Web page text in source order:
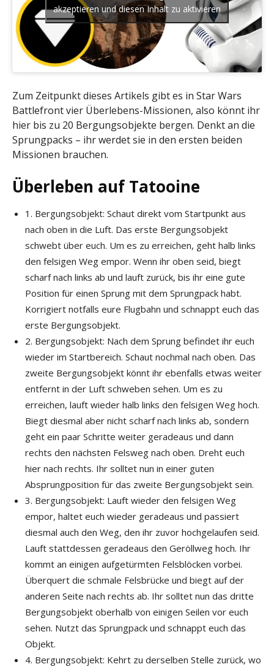
akzeptieren und diesen Inhalt zu aktivieren
Zum Zeitpunkt dieses Artikels gibt es in Star Wars
Battlefront vier Überlebens-Missionen, also könnt ihr
hier bis zu 20 Bergungsobjekte bergen. Denkt an die
Sprungpacks – ihr werdet sie in den ersten beiden
Missionen brauchen.
Überleben auf Tatooine
1. Bergungsobjekt: Schaut direkt vom Startpunkt aus
nach oben in die Luft. Das erste Bergungsobjekt
schwebt über euch. Um es zu erreichen, geht halb links
den felsigen Weg empor. Wenn ihr oben seid, biegt
scharf nach links ab und lauft zurück, bis ihr eine gute
Position für einen Sprung mit dem Sprungpack habt.
Korrigiert notfalls eure Flugbahn und schnappt euch das
erste Bergungsobjekt.
2. Bergungsobjekt: Nach dem Sprung befindet ihr euch
wieder im Startbereich. Schaut nochmal nach oben. Das
zweite Bergungsobjekt könnt ihr ebenfalls etwas weiter
entfernt in der Luft schweben sehen. Um es zu
erreichen, lauft wieder halb links den felsigen Weg hoch.
Biegt diesmal aber nicht scharf nach links ab, sondern
geht ein paar Schritte weiter geradeaus und dann
rechts den nächsten Felsweg nach oben. Dreht euch
hier nach rechts. Ihr solltet nun in einer guten
Absprungposition für das zweite Bergungsobjekt sein.
3. Bergungsobjekt: Lauft wieder den felsigen Weg
empor, haltet euch wieder geradeaus und passiert
diesmal auch den Weg, den ihr zuvor hochgelaufen seid.
Lauft stattdessen geradeaus den Geröllweg hoch. Ihr
kommt an einigen aufgetürmten Felsblöcken vorbei.
Überquert die schmale Felsbrücke und biegt auf der
anderen Seite nach rechts ab. Ihr solltet nun das dritte
Bergungsobjekt oberhalb von einigen Seilen vor euch
sehen. Nutzt das Sprungpack und schnappt euch das
Objekt.
4. Bergungsobjekt: Kehrt zu derselben Stelle zurück, wo